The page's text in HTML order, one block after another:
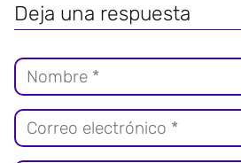
Deja una respuesta